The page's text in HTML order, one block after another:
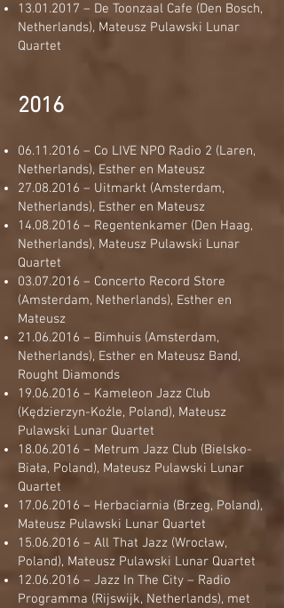
13.01.2017 – De Toonzaal Cafe (Den Bosch,
Netherlands), Mateusz Pulawski Lunar
Quartet
2016
06.11.2016 – Co LIVE NPO Radio 2 (Laren,
Netherlands), Esther en Mateusz
27.08.2016 – Uitmarkt (Amsterdam,
Netherlands), Esther en Mateusz
14.08.2016 – Regentenkamer (Den Haag,
Netherlands), Mateusz Pulawski Lunar
Quartet
03.07.2016 – Concerto Record Store
(Amsterdam, Netherlands), Esther en
Mateusz
21.06.2016 – Bimhuis (Amsterdam,
Netherlands), Esther en Mateusz Band,
Rought Diamonds
19.06.2016 – Kameleon Jazz Club
(Kędzierzyn-Koźle, Poland), Mateusz
Pulawski Lunar Quartet
18.06.2016 – Metrum Jazz Club (Bielsko-
Biała, Poland), Mateusz Pulawski Lunar
Quartet
17.06.2016 – Herbaciarnia (Brzeg, Poland),
Mateusz Pulawski Lunar Quartet
15.06.2016 – All That Jazz (Wrocław,
Poland), Mateusz Pulawski Lunar Quartet
12.06.2016 – Jazz In The City – Radio
Programma (Rijswijk, Netherlands), met